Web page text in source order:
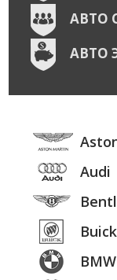
АВТО
АВТО
Audi
Buick
BMW